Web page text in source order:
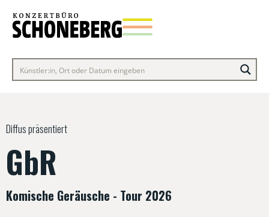
Diffus präsentiert
GbR
Komische Geräusche - Tour 2026